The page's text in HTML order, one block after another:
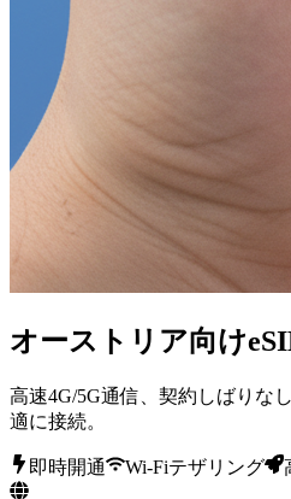
オーストリア向け
高速4G/5G通信、契約しばりな
適に接続。
即時開通 Wi-Fiテザリング